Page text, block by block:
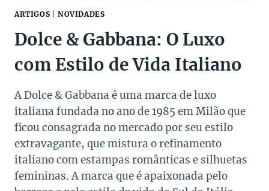
ARTIGOS NOVIDADES
Dolce & Gabbana: O Luxo
com Estilo de Vida Italiano
A Dolce & Gabbana é uma marca de luxo
italiana fundada no ano de 1985 em Milão que
ficou consagrada no mercado por seu estilo
extravagante, que mistura o refinamento
italiano com estampas românticas e silhuetas
femininas. A marca que é apaixonada pelo